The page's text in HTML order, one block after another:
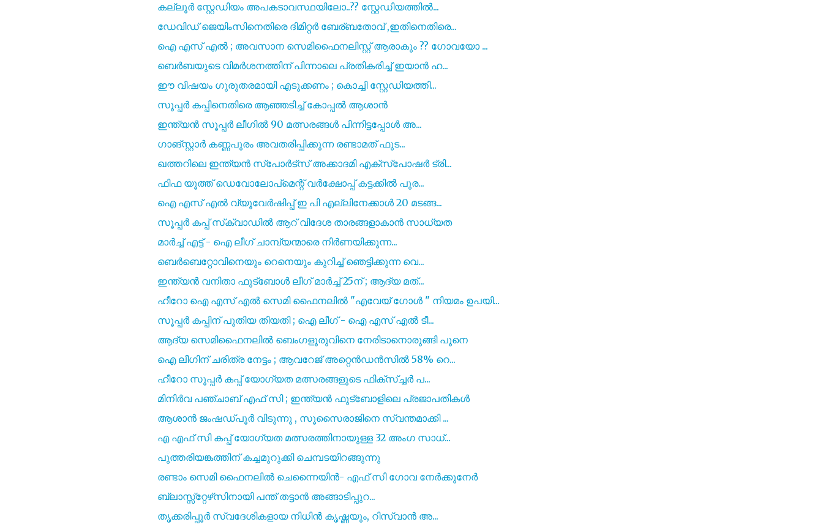
കല്ലൂർ സ്റ്റേഡിയം അപകടാവസ്ഥയിലോ..?? സ്റ്റേഡിയത്തിൽ...
ഡേവിഡ് ജെയിംസിനെതിരെ ദിമിറ്റർ ബേര്ബതോവ് ,ഇതിനെതിരെ...
ഐ എസ്‌ എൽ ; അവസാന സെമിഫൈനലിസ്റ്റ് ആരാകും ?? ഗോവയോ ...
ബെർബയുടെ വിമർശനത്തിന് പിന്നാലെ പ്രതികരിച്ച് ഇയാൻ ഹ...
ഈ വിഷയം ഗുരുതരമായി എടുക്കണം ; കൊച്ചി സ്റ്റേഡിയത്തി...
സൂപ്പർ കപ്പിനെതിരെ ആഞ്ഞടിച്ച് കോപ്പൽ ആശാൻ
ഇന്ത്യൻ സൂപ്പർ ലീഗിൽ 90 മത്സരങ്ങൾ പിന്നിട്ടപ്പോൾ അ...
ഗാങ്സ്റ്റാർ കണ്ണപുരം അവതരിപ്പിക്കുന്ന രണ്ടാമത് ഫുട...
ഖത്തറിലെ ഇന്ത്യൻ സ്പോർട്സ് അക്കാദമി എക്സ്പോഷർ ട്രി...
ഫിഫ യൂത്ത് ഡെവോലോപ്മെന്റ് വർക്ഷോപ്പ് കട്ടക്കിൽ പുര...
ഐ എസ്‌ എൽ വ്യൂവേർഷിപ്പ് ഇ പി എല്ലിനേക്കാൾ 20 മടങ്ങ...
സൂപ്പർ കപ്പ് സ്‌ക്വാഡിൽ ആറ് വിദേശ താരങ്ങളാകാൻ സാധ്യത
മാർച്ച് എട്ട് - ഐ ലീഗ് ചാമ്പ്യന്മാരെ നിർണയിക്കുന്ന...
ബെർബെറ്റോവിനെയും റെനെയും കുറിച്ച് ഞെട്ടിക്കുന്ന വെ...
ഇന്ത്യൻ വനിതാ ഫുട്ബോൾ ലീഗ് മാർച്ച് 25ന് ; ആദ്യ മത്...
ഹീറോ ഐ എസ്‌ എൽ സെമി ഫൈനലിൽ "എവേയ് ഗോൾ " നിയമം ഉപയി...
സൂപ്പർ കപ്പിന് പുതിയ തിയതി ; ഐ ലീഗ് - ഐ എസ്‌ എൽ ടീ...
ആദ്യ സെമിഫൈനലിൽ ബെംഗളൂരുവിനെ നേരിടാനൊരുങ്ങി പൂനെ
ഐ ലീഗിന് ചരിത്ര നേട്ടം ; ആവറേജ് അറ്റെൻഡൻസിൽ 58% റെ...
ഹീറോ സൂപ്പർ കപ്പ് യോഗ്യത മത്സരങ്ങളുടെ ഫിക്സ്ച്ചർ പ...
മിനിർവ പഞ്ചാബ് എഫ് സി ; ഇന്ത്യൻ ഫുട്ബോളിലെ പ്രജാപതികൾ
ആശാൻ ജംഷഡ്‌പൂർ വിടുന്നു , സൂസൈരാജിനെ സ്വന്തമാക്കി ...
എ എഫ് സി കപ്പ് യോഗ്യത മത്സരത്തിനായുള്ള 32 അംഗ സാധ്...
പുത്തരിയങ്കത്തിന് കച്ചമുറുക്കി ചെമ്പടയിറങ്ങുന്നു
രണ്ടാം സെമി ഫൈനലിൽ ചെന്നൈയിൻ- എഫ് സി ഗോവ നേർക്കുനേർ
ബ്ലാസ്സ്‌റ്റേഴ്‌സിനായി പന്ത് തട്ടാന്‍ അങ്ങാടിപ്പുറ...
തൃക്കരിപ്പൂർ സ്വദേശികളായ നിധിൻ കൃഷ്ണയും, റിസ്വാൻ അ...